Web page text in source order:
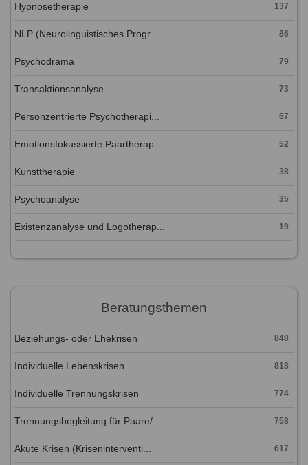
Hypnosetherapie 137
NLP (Neurolinguistisches Progr... 86
Psychodrama 79
Transaktionsanalyse 73
Personzentrierte Psychotherapi... 67
Emotionsfokussierte Paartherap... 52
Kunsttherapie 38
Psychoanalyse 35
Existenzanalyse und Logotherap... 19
Beratungsthemen
Beziehungs- oder Ehekrisen 848
Individuelle Lebenskrisen 818
Individuelle Trennungskrisen 774
Trennungsbegleitung für Paare/... 758
Akute Krisen (Kriseninterventi... 617